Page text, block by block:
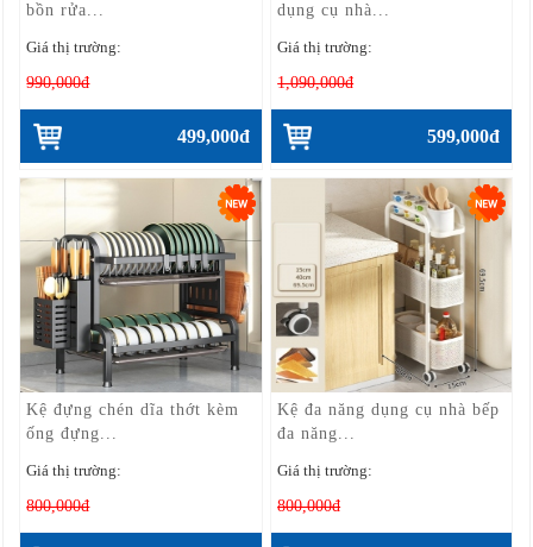
bồn rửa...
Giá thị trường:
990,000đ
499,000đ
dụng cụ nhà...
Giá thị trường:
1,090,000đ
599,000đ
Kệ đựng chén dĩa thớt kèm
ống đựng...
Giá thị trường:
800,000đ
Kệ đa năng dụng cụ nhà bếp
đa năng...
Giá thị trường:
800,000đ